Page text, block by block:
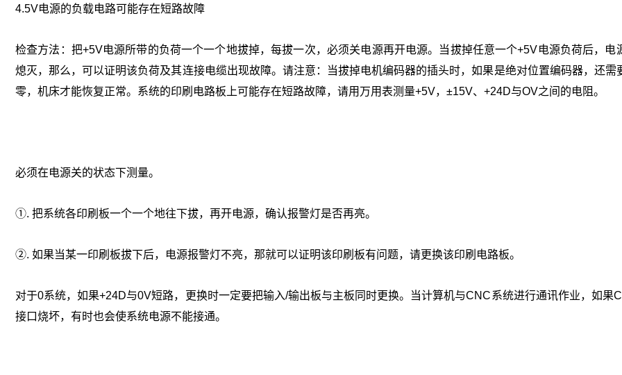
4.5V电源的负载电路可能存在短路故障
检查方法：把+5V电源所带的负荷一个一个地拔掉，每拔一次，必须关电源再开电源。当拔掉任意一个+5V电源负荷后，电
熄灭，那么，可以证明该负荷及其连接电缆出现故障。请注意：当拔掉电机编码器的插头时，如果是绝对位置编码器，还需
零，机床才能恢复正常。系统的印刷电路板上可能存在短路故障，请用万用表测量+5V，±15V、+24D与OV之间的电阻。
必须在电源关的状态下测量。
①. 把系统各印刷板一个一个地往下拔，再开电源，确认报警灯是否再亮。
②. 如果当某一印刷板拔下后，电源报警灯不亮，那就可以证明该印刷板有问题，请更换该印刷电路板。
对于0系统，如果+24D与0V短路，更换时一定要把输入/输出板与主板同时更换。当计算机与CNC系统进行通讯作业，如果
接口烧坏，有时也会使系统电源不能接通。